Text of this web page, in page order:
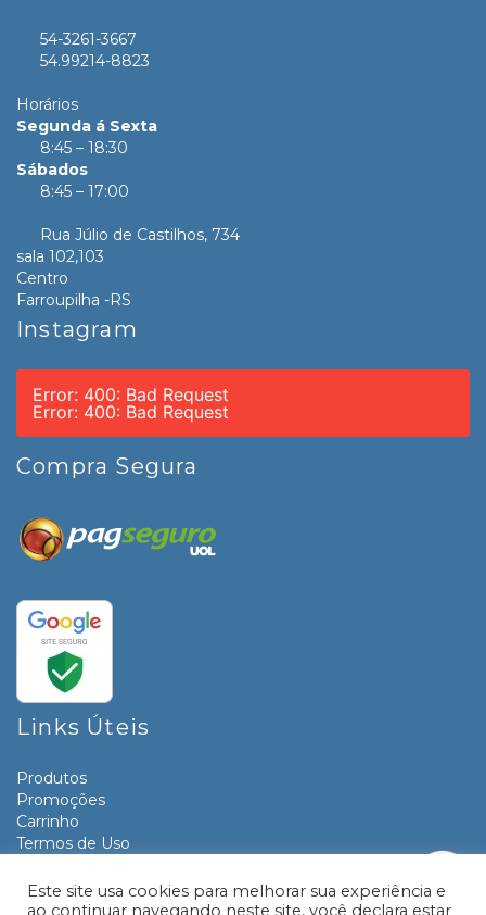
54-3261-3667
54.99214-8823
Horários
Segunda á Sexta
8:45 – 18:30
Sábados
8:45 – 17:00
Rua Júlio de Castilhos, 734
sala 102,103
Centro
Farroupilha -RS
Instagram
Error: 400: Bad Request
Error: 400: Bad Request
Compra Segura
Links Úteis
Produtos
Promoções
Carrinho
Termos de Uso
Contato
Este site usa cookies para melhorar sua experiência e
ao continuar navegando neste site, você declara estar